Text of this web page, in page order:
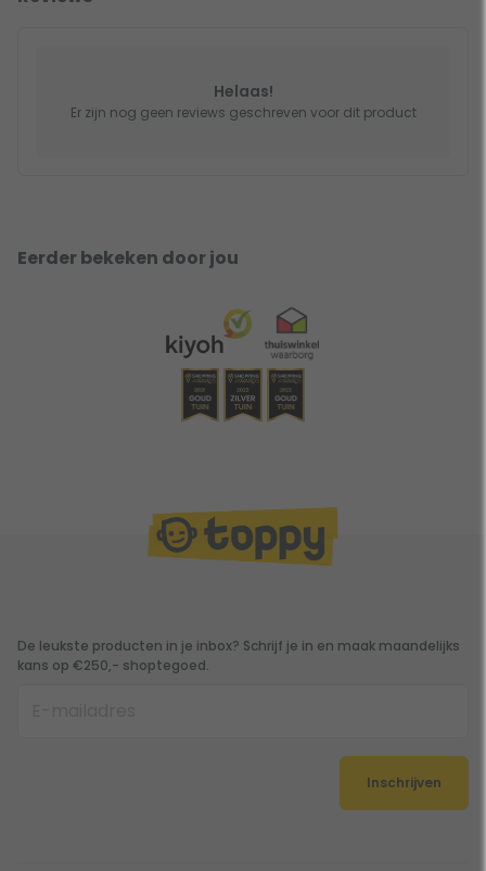
Helaas!
Er zijn nog geen reviews geschreven voor dit product
Eerder bekeken door jou
De leukste producten in je inbox? Schrijf je in en maak maandelijks
kans op €250,- shoptegoed.
Inschrijven